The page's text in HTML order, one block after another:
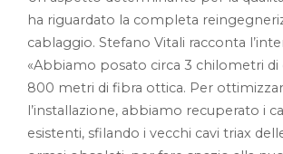
ha riguardato la completa
cablaggio. Stefano Vitali racconta
«Abbiamo posato circa 3 chilometri di
800 metri di fibra ottica. Per
l’installazione, abbiamo recuperato i
esistenti, sfilando i vecchi cavi triax